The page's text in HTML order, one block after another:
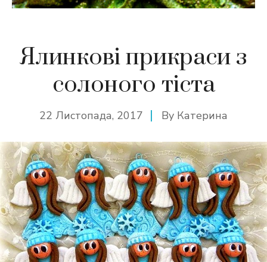
Ялинкові прикраси з
солоного тіста
22 Листопада, 2017 By Катерина